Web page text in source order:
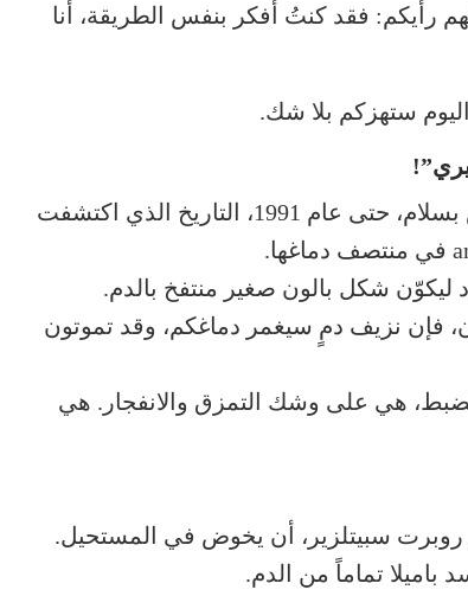
رأيكم: فقد كنتُ أفكر بنفس الطريقة، أنا
ستهزكم بلا شك.
باميلا رينولدز هي أم لعائلة أميركية. كانت تعيش بسلام، حتى عام 1991، التاريخ الذي اكتشفت
ليكوّن شكل بالون صغير منتفخ بالدم.
فإن نزيف دمٍ سيغمر دماغكم، وقد تموتون
هي على وشك التمزق والانفجار. هي
روبرت سبيتلزير، أن يخوض في المستحيل.
باميلا تماماً من الدم.